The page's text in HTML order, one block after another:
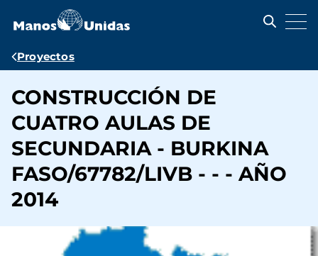
contenido
Ruta
navegación
Proyectos
CONSTRUCCIÓN DE
CUATRO AULAS DE
SECUNDARIA - BURKINA
FASO/67782/LIVB - - - AÑO
2014